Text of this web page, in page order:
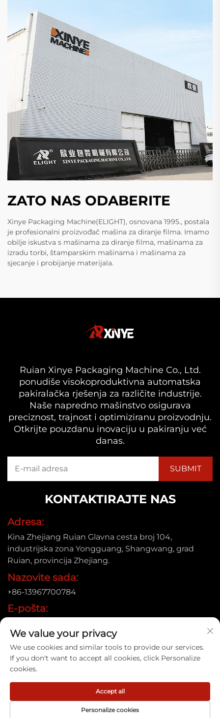
ZATO NAS ODABERITE
Xinye Packaging Machine(ELIGHT), osnovana 1995., postala
je profesionalni proizvođač mašina za diranje filma. Imamo
obilje iskustva s mašinama za diranje filma, mašinama za
izradu torbi, štamparskim mašinama i mašinama za
sjecanje i probijanje materijala.
Ruian Xinye Packaging Machine Co., Ltd.
ponudiše visokoproduktivna automatska
pakiralačka rješenja za različite industrije.
Naše napredno mašinstvo osigurava
preciznost, trajnost i optimiziranu proizvodnju.
Otkrijte pouzdanu inovaciju u pakiranju već
danas.
KONTAKTIRAJTE NAS
Adresa:
Kina Zhejiang Ruian Glavna cesta broj 104,
industrijska zona Yongguang, Shangwang, grad
Ruian, provincija Zhejiang.
Nazovite sada:
+86-13967700784
E-pošta:
Autorsko pravo © 2025 Ruian Xinye Packaging Machine Co.,
We value your privacy
We use cookies and similar tools to provide our services.
If you don't want to accept all cookies, click Personalize
cookies.
Personalize cookies
Accept all